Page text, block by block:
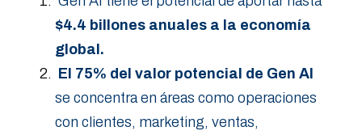
$4.4 billones anuales a la economía
global.
El 75% del valor potencial de Gen AI
se concentra en áreas como operaciones
con clientes, marketing, ventas,